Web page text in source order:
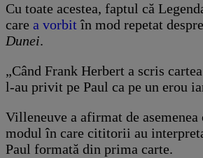
Cu toate acestea, faptul că
care a vorbit în mod repetat
Dunei.
„Când Frank Herbert a scris
l-au privit pe Paul ca pe un erou
Villeneuve a afirmat de
modul în care cititorii au
Paul formată din prima carte.